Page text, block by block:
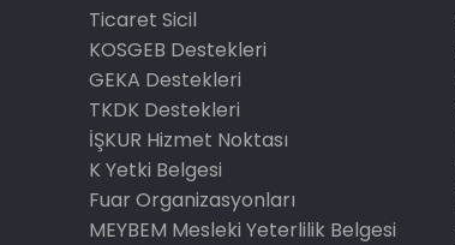
Ticaret Sicil
KOSGEB Destekleri
GEKA Destekleri
TKDK Destekleri
İŞKUR Hizmet Noktası
K Yetki Belgesi
Fuar Organizasyonları
MEYBEM Mesleki Yeterlilik Belgesi